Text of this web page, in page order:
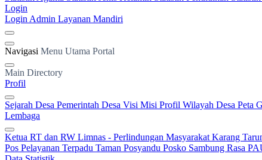
Login
Login Admin Layanan Mandiri
Navigasi Menu Utama Portal
Main Directory
Profil
Sejarah Desa Pemerintah Desa Visi Misi Profil Wilayah Desa Peta
Lembaga
Ketua RT dan RW Limnas - Perlindungan Masyarakat Karang
Pos Pelayanan Terpadu Taman Posyandu Posko Sambung Rasa